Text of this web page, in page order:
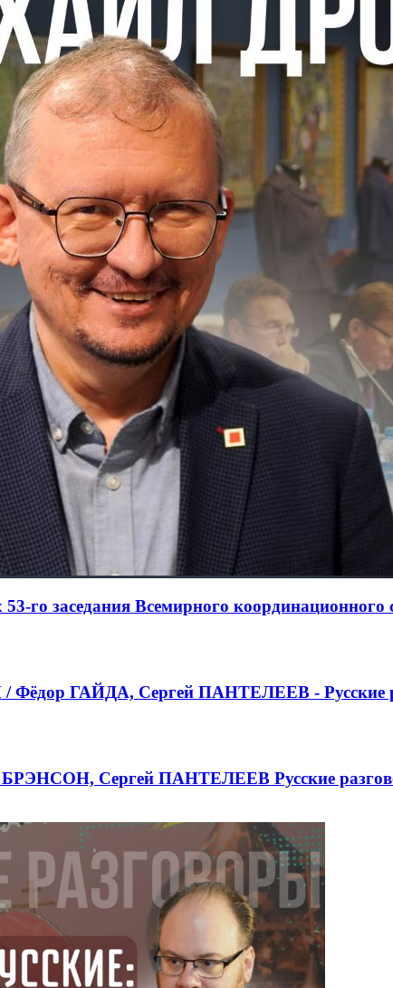
го заседания Всемирного координационного
ГАЙДА, Сергей ПАНТЕЛЕЕВ - Русские
БРЭНСОН, Сергей ПАНТЕЛЕЕВ Русские